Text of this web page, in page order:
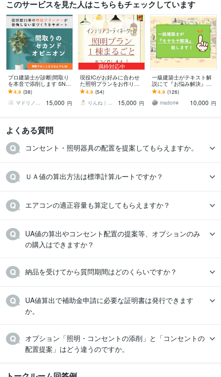
このサービスを見た人はこちらもチェックしています
プロ建築士が診断|間取り
を本音で添削します SNS
の間取りに惑わされな
い、あなたの暮らしに合
う間取り
4.9 (38)
マドリノミカタ｜建築士の家づくり相談室
15,000 円
満枠対応中
現役ICがお好みに合わせ
た照明プランをお作りし
ます 新築・リフォーム・
リノベ対象！照明まるご
と1棟ぶんをご提案
4.9 (54)
りんね｜ＩＣ×電気工事士
15,000 円
一級建築士がテキスト解
説にて『お悩み解決』致
します ▶︎30年の経験値を
活かした、間取り診断と
暮らし提案を…。
4.9 (126)
madori➕
10,000 円
よくある質問
コンセント・照明器具の配置を提案してもらえますか。
ＵＡ値の算出方法は標準計算ルートですか？
エアコンの適正容量も算定してもらえますか？
UA値の算出やコンセント配置の提案等、オプションのみ
の購入はできますか？
納品を受けてから質問期間はどのくらいですか？
UA値算出で補助金申請に必要な証明書は発行できます
か。
オプション「照明・コンセントの添削」と「コンセントの
配置提案」はどう違うのですか。